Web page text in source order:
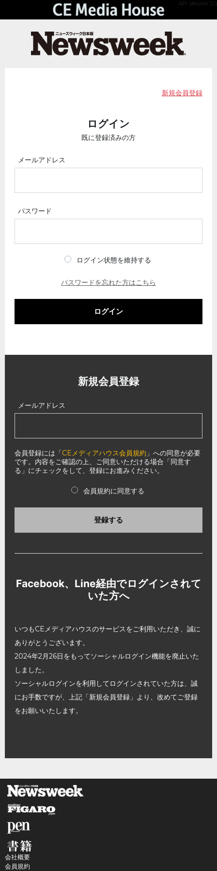
API Version 2.0
新規会員登録
ログイン
既に登録済みの方
メールアドレス
パスワード
ログイン状態を維持する
パスワードを忘れた方はこちら
ログイン
新規会員登録
メールアドレス
会員登録には「CEメディアハウス会員規約 」への同意が必要
です。内容をご確認の上、ご同意いただける場合「同意す
る」にチェックをして、登録にお進みください。
会員規約に同意する
登録する
Facebook、Line経由でログインされて
いた方へ
いつもCEメディアハウスのサービスをご利用いただき、誠に
ありがとうございます。
2024年2月26日をもってソーシャルログイン機能を廃止いた
しました。
ソーシャルログインを利用してログインされていた方は、誠
にお手数ですが、上記「新規会員登録」より、改めてご登録
をお願いいたします。
会社概要
会員規約